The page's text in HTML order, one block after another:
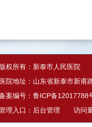
版权所有：新泰市人民医院
医院地址：山东省新泰市新甫
案编号： 鲁ICP备12017788
理入口： 后台管理 访问量